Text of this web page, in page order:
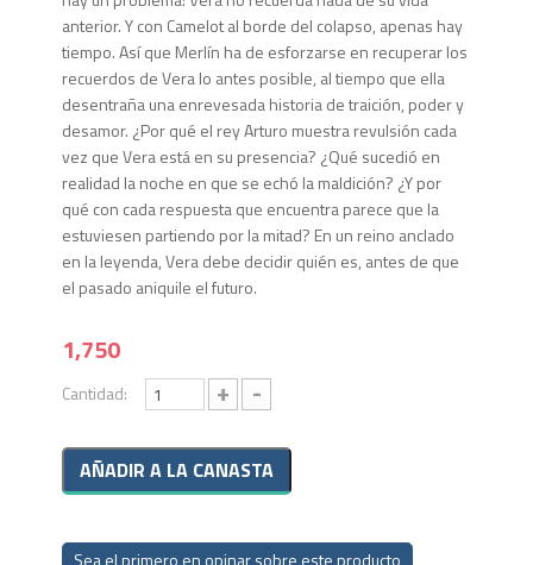
anterior. Y con Camelot al borde del colapso, apenas hay
tiempo. Así que Merlín ha de esforzarse en recuperar los
recuerdos de Vera lo antes posible, al tiempo que ella
desentraña una enrevesada historia de traición, poder y
desamor. ¿Por qué el rey Arturo muestra revulsión cada
vez que Vera está en su presencia? ¿Qué sucedió en
realidad la noche en que se echó la maldición? ¿Y por
qué con cada respuesta que encuentra parece que la
estuviesen partiendo por la mitad? En un reino anclado
en la leyenda, Vera debe decidir quién es, antes de que
el pasado aniquile el futuro.
1,750
Cantidad: + -
Sea el primero en opinar sobre este producto